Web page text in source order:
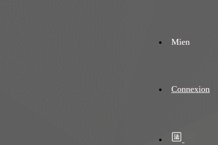
Mien
Connexion